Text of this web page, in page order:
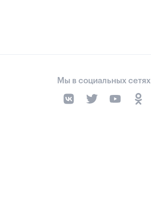
Мы в социальных сетях